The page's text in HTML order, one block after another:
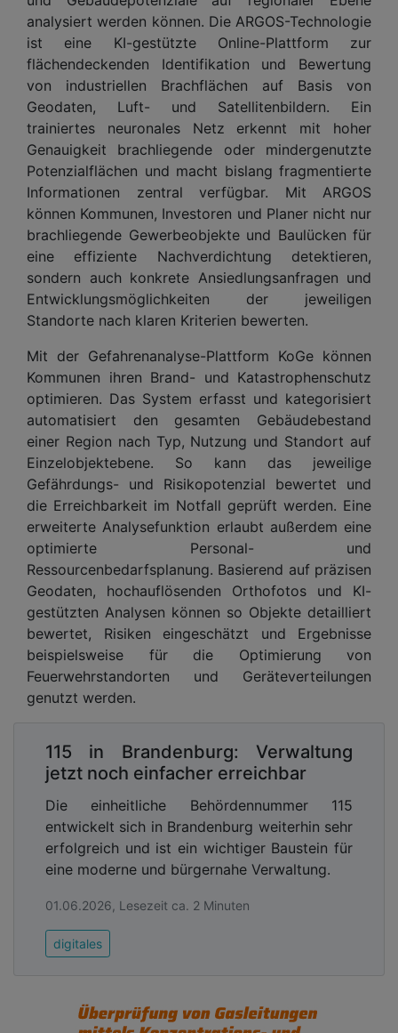
analysiert werden können. Die ARGOS-Technologie
ist eine KI-gestützte Online-Plattform zur
flächendeckenden Identifikation und Bewertung
von industriellen Brachflächen auf Basis von
Geodaten, Luft- und Satellitenbildern. Ein
trainiertes neuronales Netz erkennt mit hoher
Genauigkeit brachliegende oder mindergenutzte
Potenzialflächen und macht bislang fragmentierte
Informationen zentral verfügbar. Mit ARGOS
können Kommunen, Investoren und Planer nicht nur
brachliegende Gewerbeobjekte und Baulücken für
eine effiziente Nachverdichtung detektieren,
sondern auch konkrete Ansiedlungsanfragen und
Entwicklungsmöglichkeiten der jeweiligen
Standorte nach klaren Kriterien bewerten.
Mit der Gefahrenanalyse-Plattform KoGe können
Kommunen ihren Brand- und Katastrophenschutz
optimieren. Das System erfasst und kategorisiert
automatisiert den gesamten Gebäudebestand
einer Region nach Typ, Nutzung und Standort auf
Einzelobjektebene. So kann das jeweilige
Gefährdungs- und Risikopotenzial bewertet und
die Erreichbarkeit im Notfall geprüft werden. Eine
erweiterte Analysefunktion erlaubt außerdem eine
optimierte Personal- und
Ressourcenbedarfsplanung. Basierend auf präzisen
Geodaten, hochauflösenden Orthofotos und KI-
gestützten Analysen können so Objekte detailliert
bewertet, Risiken eingeschätzt und Ergebnisse
beispielsweise für die Optimierung von
Feuerwehrstandorten und Geräteverteilungen
genutzt werden.
115 in Brandenburg: Verwaltung
jetzt noch einfacher erreichbar
Die einheitliche Behördennummer 115
entwickelt sich in Brandenburg weiterhin sehr
erfolgreich und ist ein wichtiger Baustein für
eine moderne und bürgernahe Verwaltung.
01.06.2026, Lesezeit ca. 2 Minuten
digitales